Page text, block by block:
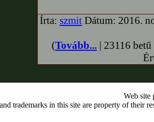
Írta: szmit Dátum: 2016.
(Tovább... | 23116
Web site
trademarks in this site are property of their